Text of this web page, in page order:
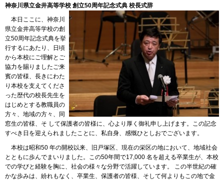
神奈川県立金井高等学校 創立50周年記念式典 校長式辞
本日ここに、神奈川
県立金井高等学校の創
立50周年記念式典を挙
行するにあたり、日頃
から本校にご理解とご
協力を賜りましたご来
賓の皆様、長きにわた
り本校を支えてくださ
った歴代の校長先生を
はじめとする教職員の
方々、地域の方々、同
窓生の皆様、そ して保護者の皆様に、心より厚く御礼申し上げます。この記念
すべき日を迎えられましたことに、私自身、感慨ひとしおでございます。
本校は昭和50 年の開校以来、旧戸塚区、現在の栄区の地において、地域社会
とともに歩んでまいりました。この50年間で17,000 名を超える卒業生が、本校
での学びと経験を胸に、社会の様々な分野で活躍しています。 この半世紀の確
かな歩みは、紛れもなく、卒業生、保護者の皆様、そして何よりもこの地で金